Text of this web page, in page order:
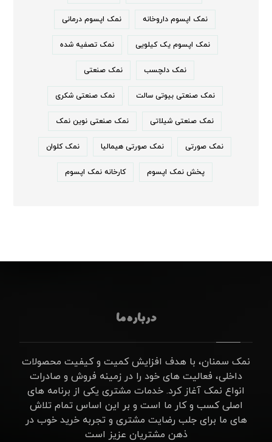
نمک اپسوم داروخانه نمک اپسوم درمانی
نمک اپسوم یک کیلویی نمک تصفیه شده
نمک دلچسب نمک صنعتی
نمک صنعتی بیوتی سالت نمک صنعتی شکری
نمک صنعتی شیلاتی نمک صنعتی نوین نمک
نمک صورتی نمک صورتی هیمالیا نمک کلوان
پخش نمک اپسوم کارخانه نمک اپسوم
درباره ما
نمک سمنان، با هدف افزایش کمیت و کیفیت محصولات
داخلی، فعالیت های خود را در زمینه فروش و صادرات
انواع نمک آغاز کرد. خدمات مشتری یکی از برنامه های
اصلی کسب و کار ما است و بر این اساس تمام تلاش
های ما برای جلب رضایت مشتری و تجربه خرید خوب در
ذهن مشتریان عزیز است